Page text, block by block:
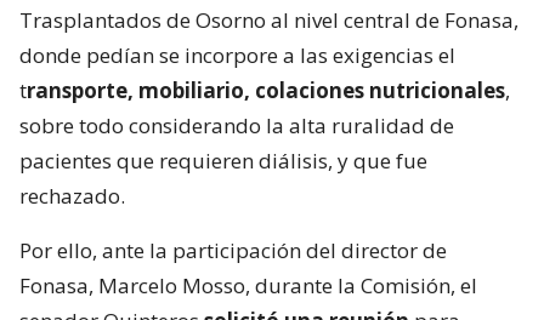
Trasplantados de Osorno al nivel central de Fonasa,
donde pedían se incorpore a las exigencias el
transporte, mobiliario, colaciones nutricionales,
sobre todo considerando la alta ruralidad de
pacientes que requieren diálisis, y que fue
rechazado.
Por ello, ante la participación del director de
Fonasa, Marcelo Mosso, durante la Comisión, el